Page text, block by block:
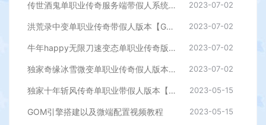
传世酒鬼单职业传奇服务端带假人系统-残羽深渊-巨石幻境-梵天祭坛[GOM引擎] 2023-07-02
洪荒录中变单职业传奇带假人版本【Gom引擎】 2023-07-02
牛年happy无限刀速变态单职业传奇版本【Gom引擎】 2023-07-02
独家奇缘冰雪微变单职业传奇假人版本【Gom引擎】 2023-07-02
独家十年斩风传奇单职业带假人版本【Gom引擎】 2023-05-15
GOM引擎搭建以及微端配置视频教程 2023-05-15